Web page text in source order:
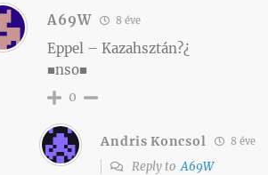
A69W 8 éve
Eppel – Kazahsztán?¿
■nso■
0
Andris Koncsol 8 éve
Reply toA69W